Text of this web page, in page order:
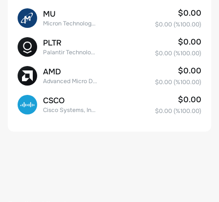
MU
Micron Technology, Inc.
$0.00
$0.00 (%100.00)
PLTR
Palantir Technologies Inc. Class A Common Stock
$0.00
$0.00 (%100.00)
AMD
Advanced Micro Devices
$0.00
$0.00 (%100.00)
CSCO
Cisco Systems, Inc. Common Stock (DE)
$0.00
$0.00 (%100.00)